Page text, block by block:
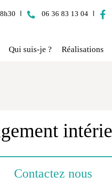
06 36 83 13 04
Qui suis-je ? Réalisations
Contactez nous